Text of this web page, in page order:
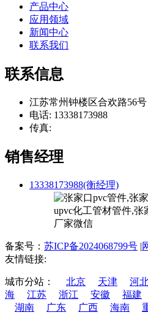
产品中心
应用领域
新闻中心
联系我们
联系信息
江苏常州钟楼区合欢路56号
电话: 13338173988
传真:
销售经理
13338173988(衡经理)
备案号： 苏ICP备2024068799号 |
友情链接:
城市分站： 北京 天津 河
海
江苏 浙江 安徽 福建
湖南
广东 广西 海南